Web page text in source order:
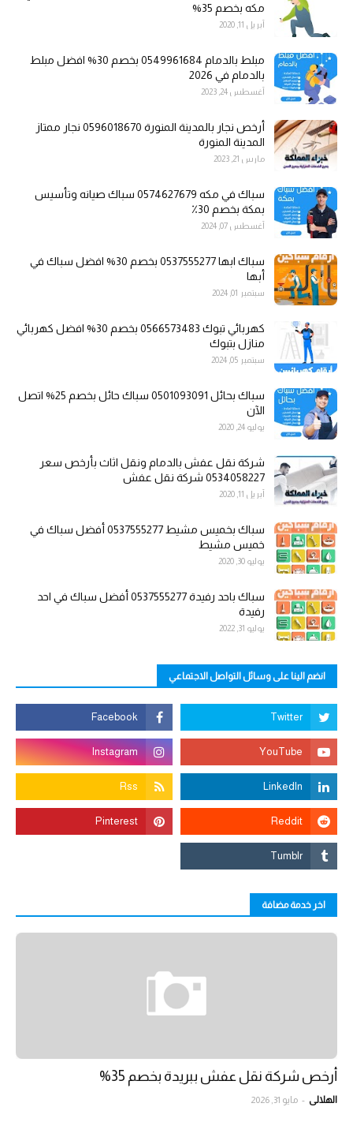
مكه بخصم 35%
أبريل 11, 2020
مبلط بالدمام 0549961684 بخصم 30% افضل مبلط
بالدمام في 2026
أغسطس 24, 2023
أرخص نجار بالمدينة المنورة 0596018670 نجار ممتاز
المدينة المنورة
مارس 21, 2023
سباك في مكه 0574627679 سباك صيانه وتأسيس
بمكة بخصم 30٪
أغسطس 07, 2024
سباك ابها 0537555277 بخصم 30% افضل سباك في
أبها
سبتمبر 01, 2024
كهربائي تبوك 0566573483 بخصم 30% افضل كهربائي
منازل بتبوك
سبتمبر 05, 2024
سباك بحائل 0501093091 سباك حائل بخصم 25% اتصل
الآن
يوليو 24, 2020
شركة نقل عفش بالدمام ونقل اثاث بأرخص سعر
0534058227 شركة نقل عفش
أبريل 11, 2020
سباك بخميس مشيط 0537555277 أفضل سباك في
خميس مشيط
يوليو 30, 2020
سباك باحد رفيدة 0537555277 أفضل سباك في احد
رفيدة
يوليو 31, 2022
انضم الينا على وسائل التواصل الاجتماعي
اخر خدمة مضافة
أرخص شركة نقل عفش ببريدة بخصم 35%
الهلالي - مايو 31, 2026